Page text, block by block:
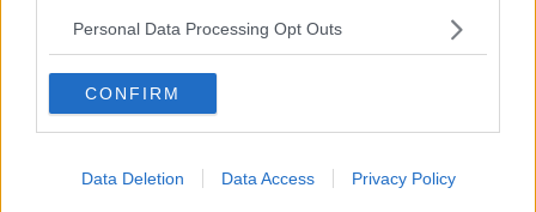
Personal Data Processing Opt Outs
CONFIRM
Data Deletion Data Access Privacy Policy
La farsa delle elezioni in Siria
In Medioriente non ci sono favole, solo realtà
Biden chiama ma Netanyahu non risponde
Niente di nuovo in Medioriente
La forza di Boris Johnson
Mar Mediterraneo cimitero silente